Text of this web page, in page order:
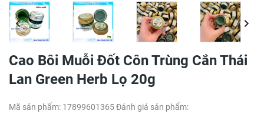
Cao Bôi Muỗi Đốt Côn Trùng Cắn Thái
Lan Green Herb Lọ 20g
Mã sản phẩm: 17899601365Đánh giá sản phẩm: